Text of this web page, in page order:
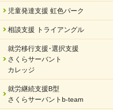
を開催しました。
2024/02/20
2024/02/02
岐阜県 ワーク・ライフ・バラ
2024/01/15
令和6年能登半島地震被災者支援
2023/12/29
児童発達支援 虹色パーク
相談支援 トライアングル
就労移行支援･選択支援
さくらサーバント
カレッジ
就労継続支援B型
さくらサーバントb-team